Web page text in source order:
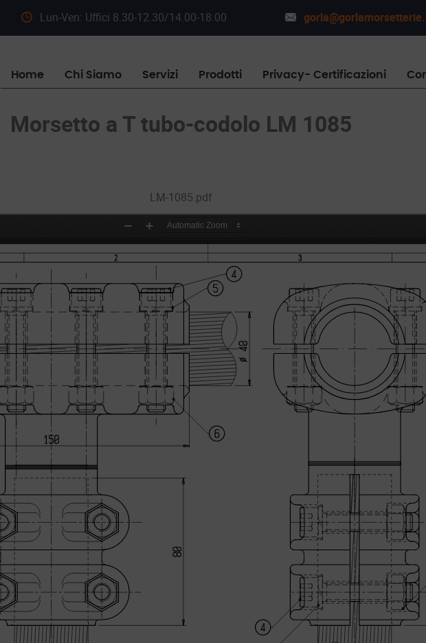
Lun-Ven: Uffici 8.30-12.30/14.00-18.00
Home Chi Siamo Servizi Prodotti Privacy- Certificazioni
Morsetto a T tubo-codolo LM 1085
LM-1085.pdf